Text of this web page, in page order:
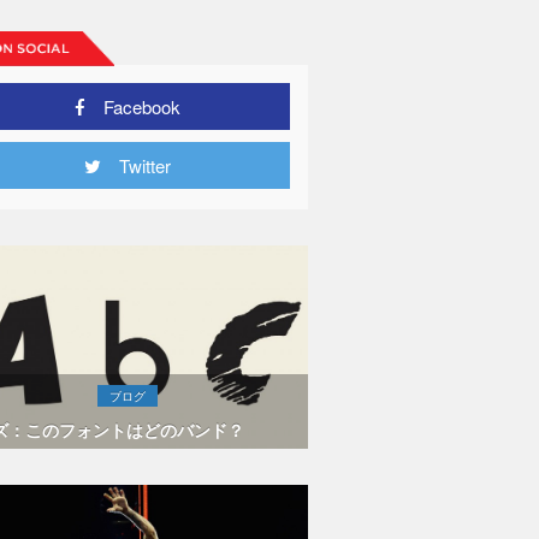
Facebook
Twitter
ブログ
：このフォントはどのバンド？